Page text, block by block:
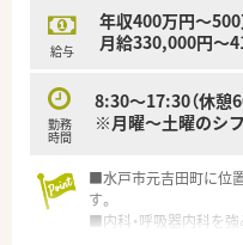
給与
年収400万円～
月給330,000円～
勤務
時間
8:30～17:30（休憩
※月曜～土曜のシフ
■水戸市元吉田町に位
す。
■内科・呼吸器内科を強